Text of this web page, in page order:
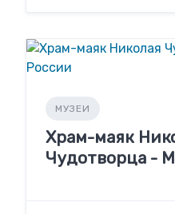
МУЗЕИ
Храм-маяк
Чудотворца -